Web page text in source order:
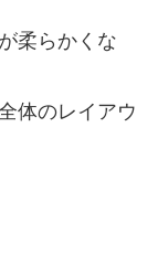
柔らかくな
体のレイアウ